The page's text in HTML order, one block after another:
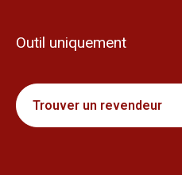
Outil uniquement
Trouver un revendeur